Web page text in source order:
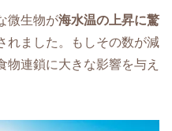
微生物が海水温の上昇に驚
れました。もしその数が減
物連鎖に大きな影響を与え